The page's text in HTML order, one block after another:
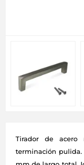
Tirador de acero
terminación pulida.